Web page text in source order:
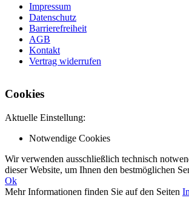
Impressum
Datenschutz
Barrierefreiheit
AGB
Kontakt
Vertrag widerrufen
Cookies
Aktuelle Einstellung:
Notwendige Cookies
Wir verwenden ausschließlich technisch
dieser Website, um Ihnen den bestmöglichen
Ok
Mehr Informationen finden Sie auf den Seiten